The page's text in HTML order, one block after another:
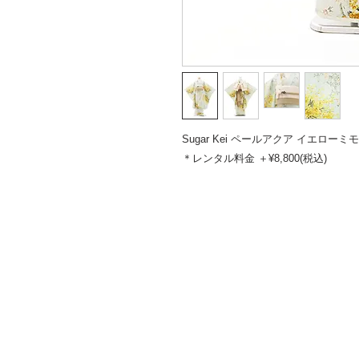
Sugar Kei ペールアクア イエローミ
＊レンタル料金 ＋¥8,800(税込)